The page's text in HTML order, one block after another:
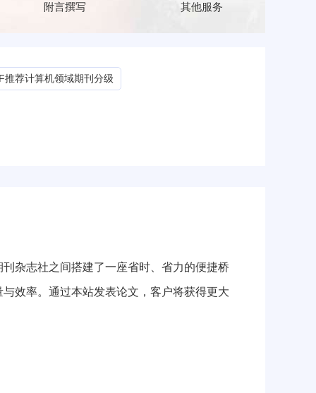
附言撰写 其他服务
推荐计算机领域期刊分级
杂志社之间搭建了一座省时、省力的便捷桥
效率。通过本站发表论文，客户将获得更大